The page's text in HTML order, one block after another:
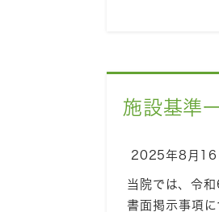
施設基準
2025年8月16
当院では、令
書面掲示事項